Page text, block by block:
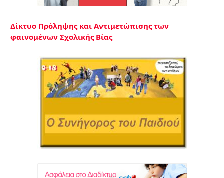
Δίκτυο Πρόληψης και Αντιμετώπισης των
φαινομένων Σχολικής Βίας